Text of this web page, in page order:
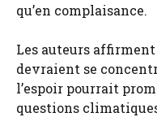
qu’en complaisance.
Les auteurs
devraient se
l’espoir pourrait
questions